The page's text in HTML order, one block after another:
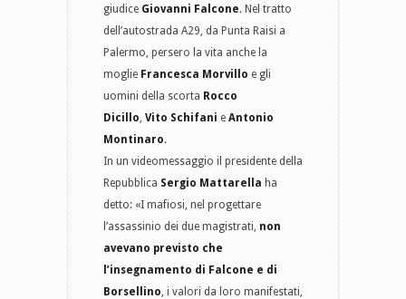
giudice Giovanni Falcone. Nel tratto
dell’autostrada A29, da Punta Raisi a
Palermo, persero la vita anche la
moglie Francesca Morvillo e gli
uomini della scorta Rocco
Dicillo, Vito Schifani e Antonio
Montinaro.
In un videomessaggio il presidente della
Repubblica Sergio Mattarella ha
detto: «I mafiosi, nel progettare
l’assassinio dei due magistrati, non
avevano previsto che
l’insegnamento di Falcone e di
Borsellino, i valori da loro manifestati,